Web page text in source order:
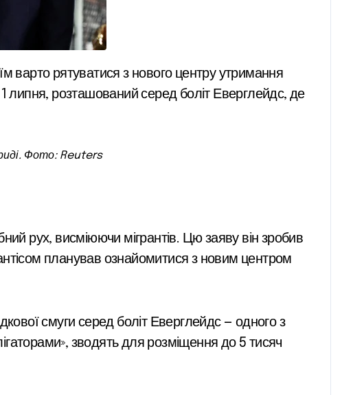
1 липня, розташований серед боліт Еверглейдс, де
Фото: Reuters
рух, висміюючи мігрантів. Цю заяву він зробив
планував ознайомитися з новим центром
смуги серед боліт Еверглейдс — одного з
зводять для розміщення до 5 тисяч